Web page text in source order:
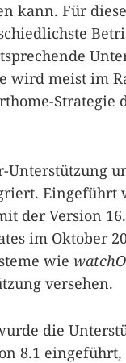
kann. Für
wird meist im
Strategie
Unterstützung
Eingeführt
der Version
im Oktober
wie
versehen.
die
8.1 eingeführt,